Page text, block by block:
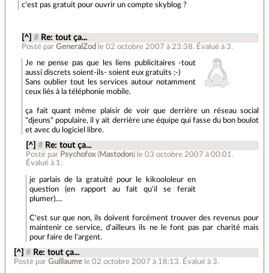
c'est pas gratuit pour ouvrir un compte skyblog ?
[^] # Re: tout ça...
Posté parGeneralZod le 02 octobre 2007 à 23:38. Évalué à 3.
Je ne pense pas que les liens publicitaires -tout
aussi discrets soient-ils- soient eux gratuits ;-)
Sans oublier tout les services autour notamment
ceux liés à la téléphonie mobile.
ça fait quant même plaisir de voir que derrière un réseau social
"djeuns" populaire, il y ait derrière une équipe qui fasse du bon boulot
et avec du logiciel libre.
[^] # Re: tout ça...
Posté par Psychofox(Mastodon) le 03 octobre 2007 à 00:01.
Évalué à 1.
je parlais de la gratuité pour le kikoololeur en
question (en rapport au fait qu'il se ferait
plumer)....
C'est sur que non, ils doivent forcément trouver des revenus pour
maintenir ce service, d'ailleurs ils ne le font pas par charité mais
pour faire de l'argent.
[^] # Re: tout ça...
Posté parGuillaume le 02 octobre 2007 à 18:13. Évalué à 3.